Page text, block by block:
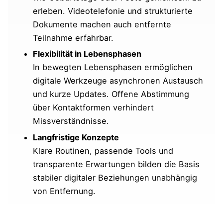
erleben. Videotelefonie und strukturierte
Dokumente machen auch entfernte
Teilnahme erfahrbar.
Flexibilität in Lebensphasen
In bewegten Lebensphasen ermöglichen
digitale Werkzeuge asynchronen Austausch
und kurze Updates. Offene Abstimmung
über Kontaktformen verhindert
Missverständnisse.
Langfristige Konzepte
Klare Routinen, passende Tools und
transparente Erwartungen bilden die Basis
stabiler digitaler Beziehungen unabhängig
von Entfernung.